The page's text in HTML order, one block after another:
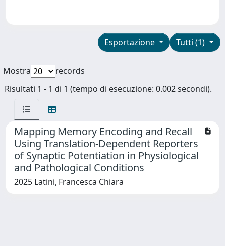
Tutti (1)
Esportazione
Mostra
records
Risultati 1 - 1 di 1 (tempo di esecuzione: 0.002 secondi).
Mapping Memory Encoding and Recall
Using Translation-Dependent Reporters
of Synaptic Potentiation in Physiological
and Pathological Conditions
2025 Latini, Francesca Chiara